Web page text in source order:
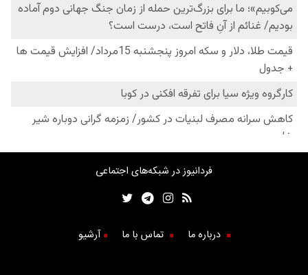
فردانیوز در شبکه‌های اجتماعی
درباره ما تماس با ما آرشیو